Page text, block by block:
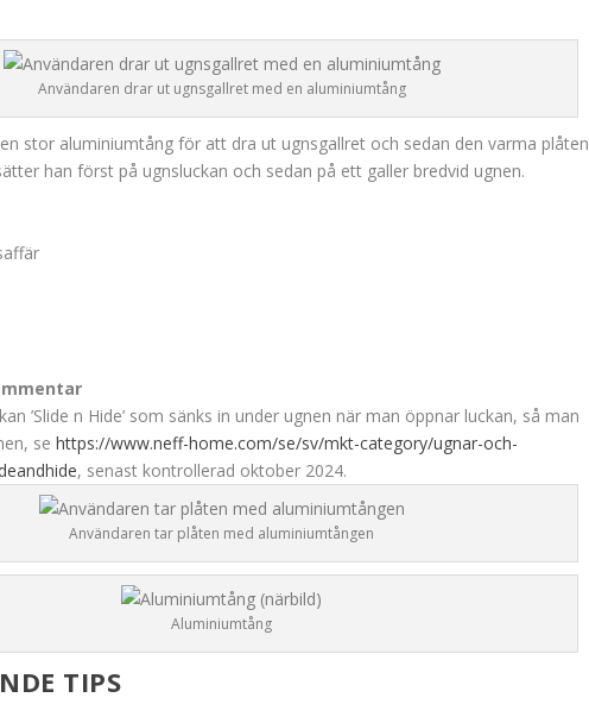
Användaren drar ut ugnsgallret med en aluminiumtång
stor aluminiumtång för att dra ut ugnsgallret och sedan den varma plåten
han först på ugnsluckan och sedan på ett galler bredvid ugnen.
’Slide n Hide’ som sänks in under ugnen när man öppnar luckan, så man
se https://www.neff-home.com/se/sv/mkt-category/ugnar-och-
, senast kontrollerad oktober 2024.
Användaren tar plåten med aluminiumtången
Aluminiumtång
TIPS